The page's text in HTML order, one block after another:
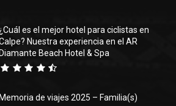
¿Cuál es el mejor hotel para ciclistas en
Nuestra experiencia en el AR
Beach Hotel & Spa
Memoria de viajes 2025 – Familia(s)